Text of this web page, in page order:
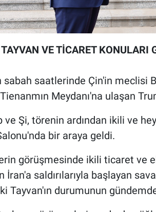
VE TİCARET KONULARI
sabah saatlerinde Çin'in meclisi
Tienanmın Meydanı'na ulaşan
ve Şi, törenin ardından ikili ve
bir araya geldi.
görüşmesinde ikili ticaret ve
İran'a saldırılarıyla başlayan
Tayvan'ın durumunun